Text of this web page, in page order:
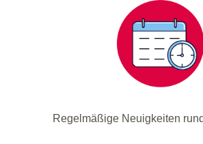
Regelmäßige Neuigkeiten